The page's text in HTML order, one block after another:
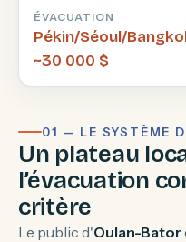
ÉVACUATION
Pékin/Séoul/
~30 000 $
01 — LE SYSTÈME
Un plateau
l’évacuation
critère
Le public d'Oulan-Bator